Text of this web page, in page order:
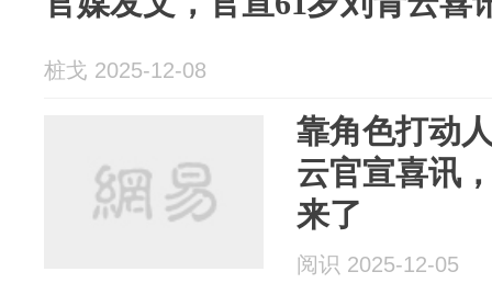
桩戈 2025-12-08
靠角色打动
云官宣喜讯
来了
阅识 2025-12-05